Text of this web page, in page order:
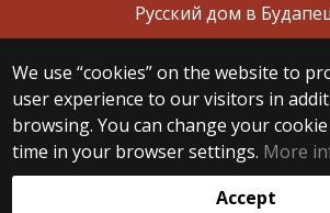
We use “cookies” on the website to
user experience to our visitors in
browsing. You can change your
time in your browser settings. More
Accept
Русский дом в
© 2025 Eötvös Loránd
All rights reserved.
H-1053 Budapest, Egyetem
T: +36-1-411-6500
Web development: